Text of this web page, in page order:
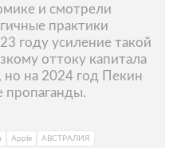
и смотрели
практики
году усиление такой
оттоку капитала
на 2024 год Пекин
пропаганды.
Apple
АВСТРАЛИЯ